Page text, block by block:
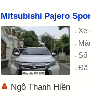
Mitsubishi Pajero
Xe
Số
Đã
Ngô Thanh Hiền